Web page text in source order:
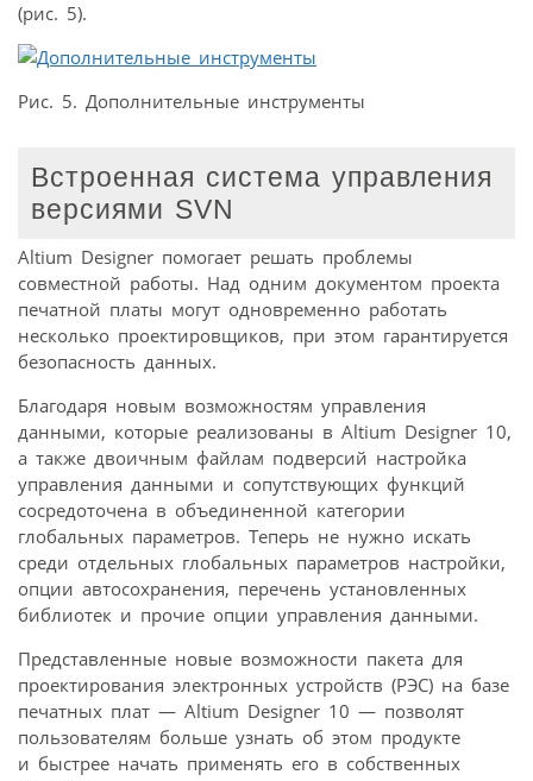
(рис. 5).
Рис. 5. Дополнительные инструменты
Встроенная система управления
версиями SVN
Altium Designer помогает решать проблемы
совместной работы. Над одним документом проекта
печатной платы могут одновременно работать
несколько проектировщиков, при этом гарантируется
безопасность данных.
Благодаря новым возможностям управления
данными, которые реализованы в Altium Designer 10,
а также двоичным файлам подверсий настройка
управления данными и сопутствующих функций
сосредоточена в объединенной категории
глобальных параметров. Теперь не нужно искать
среди отдельных глобальных параметров настройки,
опции автосохранения, перечень установленных
библиотек и прочие опции управления данными.
Представленные новые возможности пакета для
проектирования электронных устройств (РЭС) на базе
печатных плат — Altium Designer 10 — позволят
пользователям больше узнать об этом продукте
и быстрее начать применять его в собственных